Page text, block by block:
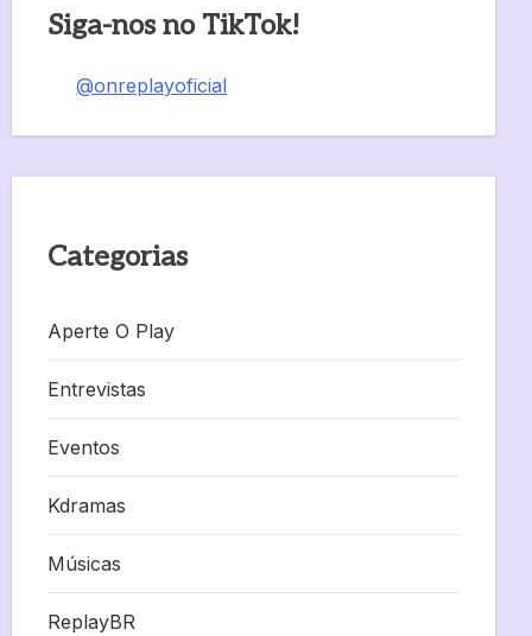
Siga-nos no TikTok!
@onreplayoficial
Categorias
Aperte O Play
Entrevistas
Eventos
Kdramas
Músicas
ReplayBR